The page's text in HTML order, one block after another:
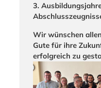
3.
Wir wünschen
Gute für ihre
erfolgreich zu